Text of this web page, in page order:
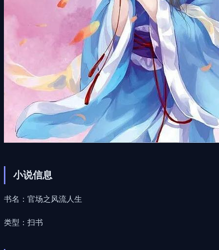
小说信息
书名：官场之风流人生
类型：扫书